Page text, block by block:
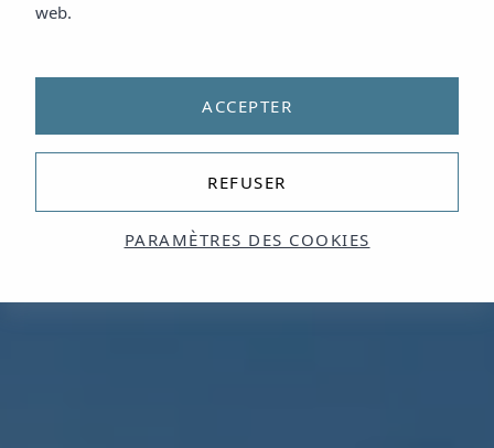
web.
PARAMÈTRES DES COOKIES
REFUSER
ACCEPTER